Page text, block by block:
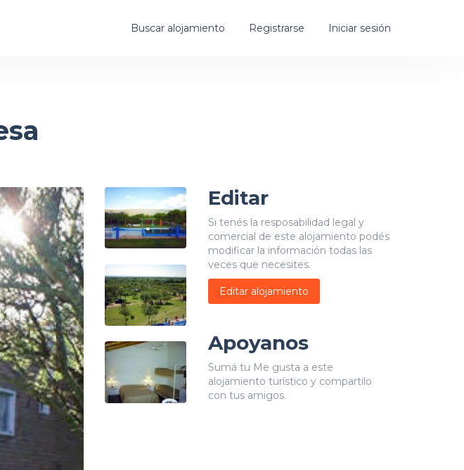
Buscar alojamiento Registrarse Iniciar sesión
Editar
Si tenés la resposabilidad legal y
comercial de este alojamiento podés
modificar la información todas las
veces que necesites.
Editar alojamiento
Apoyanos
Sumá tu Me gusta a este
alojamiento turístico y compartilo
con tus amigos.